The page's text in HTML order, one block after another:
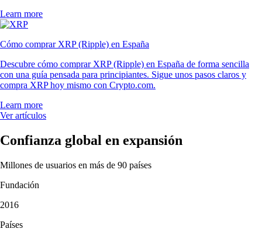
Learn more
Cómo comprar XRP (Ripple) en España
Descubre cómo comprar XRP (Ripple) en España de forma sencilla
con una guía pensada para principiantes. Sigue unos pasos claros y
compra XRP hoy mismo con Crypto.com.
Learn more
Ver artículos
Confianza global en expansión
Millones de usuarios en más de 90 países
Fundación
2016
Países